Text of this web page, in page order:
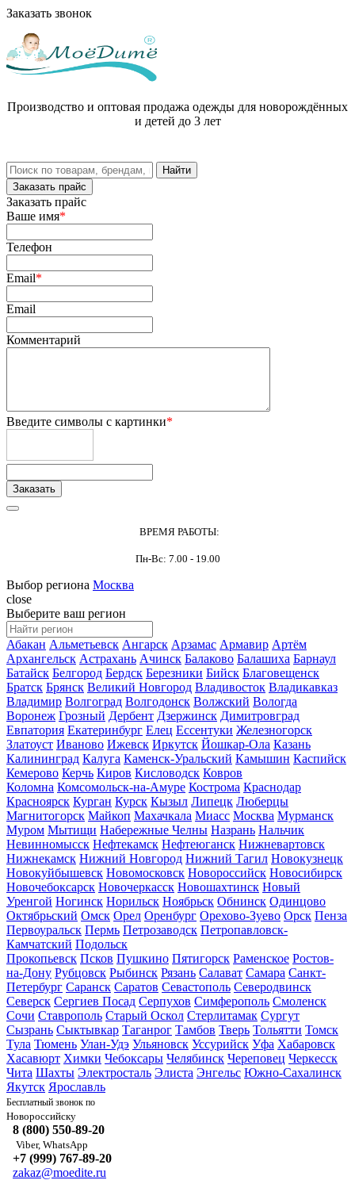
Заказать звонок
Производство и оптовая продажа одежды для новорождённых
и детей до 3 лет
Заказать прайс
Заказать прайс
Ваше имя*
Телефон
Email*
Email
Комментарий
Введите символы с картинки*
ВРЕМЯ РАБОТЫ:
Пн-Вс: 7.00 - 19.00
Выбор региона Москва
close
Выберите ваш регион
Абакан Альметьевск Ангарск Арзамас Армавир Артём
Архангельск Астрахань Ачинск Балаково Балашиха Барнаул
Батайск Белгород Бердск Березники Бийск Благовещенск
Братск Брянск Великий Новгород Владивосток Владикавказ
Владимир Волгоград Волгодонск Волжский Вологда
Воронеж Грозный Дербент Дзержинск Димитровград
Евпатория Екатеринбург Елец Ессентуки Железногорск
Златоуст Иваново Ижевск Иркутск Йошкар-Ола Казань
Калининград Калуга Каменск-Уральский Камышин Каспийск
Кемерово Керчь Киров Кисловодск Ковров
Коломна Комсомольск-на-Амуре Кострома Краснодар
Красноярск Курган Курск Кызыл Липецк Люберцы
Магнитогорск Майкоп Махачкала Миасс Москва Мурманск
Муром Мытищи Набережные Челны Назрань Нальчик
Невинномысск Нефтекамск Нефтеюганск Нижневартовск
Нижнекамск Нижний Новгород Нижний Тагил Новокузнецк
Новокуйбышевск Новомосковск Новороссийск Новосибирск
Новочебоксарск Новочеркасск Новошахтинск Новый
Уренгой Ногинск Норильск Ноябрьск Обнинск Одинцово
Октябрьский Омск Орел Оренбург Орехово-Зуево Орск Пенза
Первоуральск Пермь Петрозаводск Петропавловск-
Камчатский Подольск
Прокопьевск Псков Пушкино Пятигорск Раменское Ростов-
на-Дону Рубцовск Рыбинск Рязань Салават Самара Санкт-
Петербург Саранск Саратов Севастополь Северодвинск
Северск Сергиев Посад Серпухов Симферополь Смоленск
Сочи Ставрополь Старый Оскол Стерлитамак Сургут
Сызрань Сыктывкар Таганрог Тамбов Тверь Тольятти Томск
Тула Тюмень Улан-Удэ Ульяновск Уссурийск Уфа Хабаровск
Хасавюрт Химки Чебоксары Челябинск Череповец Черкесск
Чита Шахты Электросталь Элиста Энгельс Южно-Сахалинск
Якутск Ярославль
Бесплатный звонок по
Новороссийску
8 (800) 550-89-20
Viber, WhatsApp
+7 (999) 767-89-20
zakaz@moedite.ru